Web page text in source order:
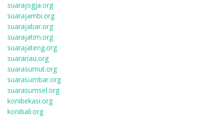
suarajogja.org
suarajambi.org
suarajabar.org
suarajatim.org
suarajateng.org
suarariau.org
suarasumut.org
suarasumbar.org
suarasumsel.org
konibekasi.org
konibali.org